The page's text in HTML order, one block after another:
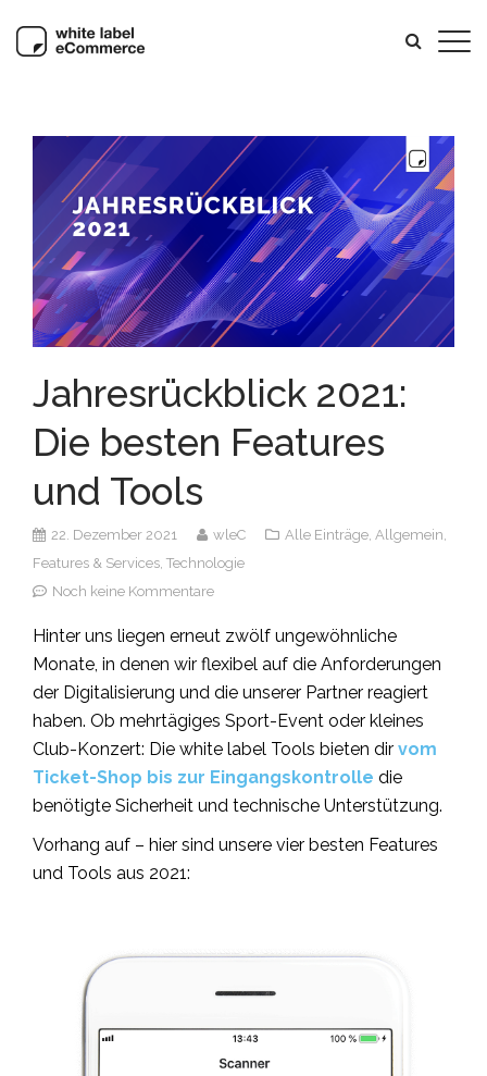
Jahresrückblick 2021:
Die besten Features
und Tools
22. Dezember 2021 wleC Alle Einträge, Allgemein,
Features & Services, Technologie
Noch keine Kommentare
Hinter uns liegen erneut zwölf ungewöhnliche
Monate, in denen wir flexibel auf die Anforderungen
der Digitalisierung und die unserer Partner reagiert
haben. Ob mehrtägiges Sport-Event oder kleines
Club-Konzert: Die white label Tools bieten dir vom
Ticket-Shop bis zur Eingangskontrolle die
benötigte Sicherheit und technische Unterstützung.
Vorhang auf – hier sind unsere vier besten Features
und Tools aus 2021: